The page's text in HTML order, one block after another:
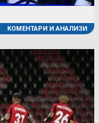
КОМЕНТАРИ И АНАЛИЗИ